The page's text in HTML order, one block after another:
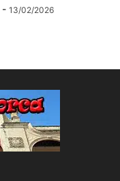
- 13/02/2026